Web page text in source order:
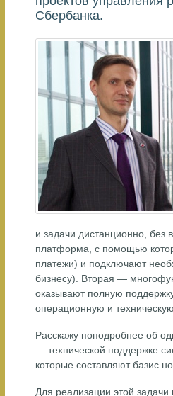
Сбербанка.
и задачи дистанционно, без
платформа, с помощью
платежи) и подключают
бизнесу). Вторая —
оказывают полную
операционную и техническую.
Расскажу поподробнее об
— технической поддержке
которые составляют базис
Для реализации этой